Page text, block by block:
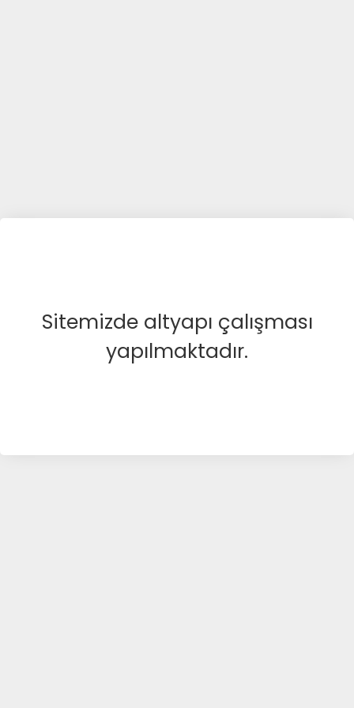
Sitemizde altyapı çalışması
yapılmaktadır.